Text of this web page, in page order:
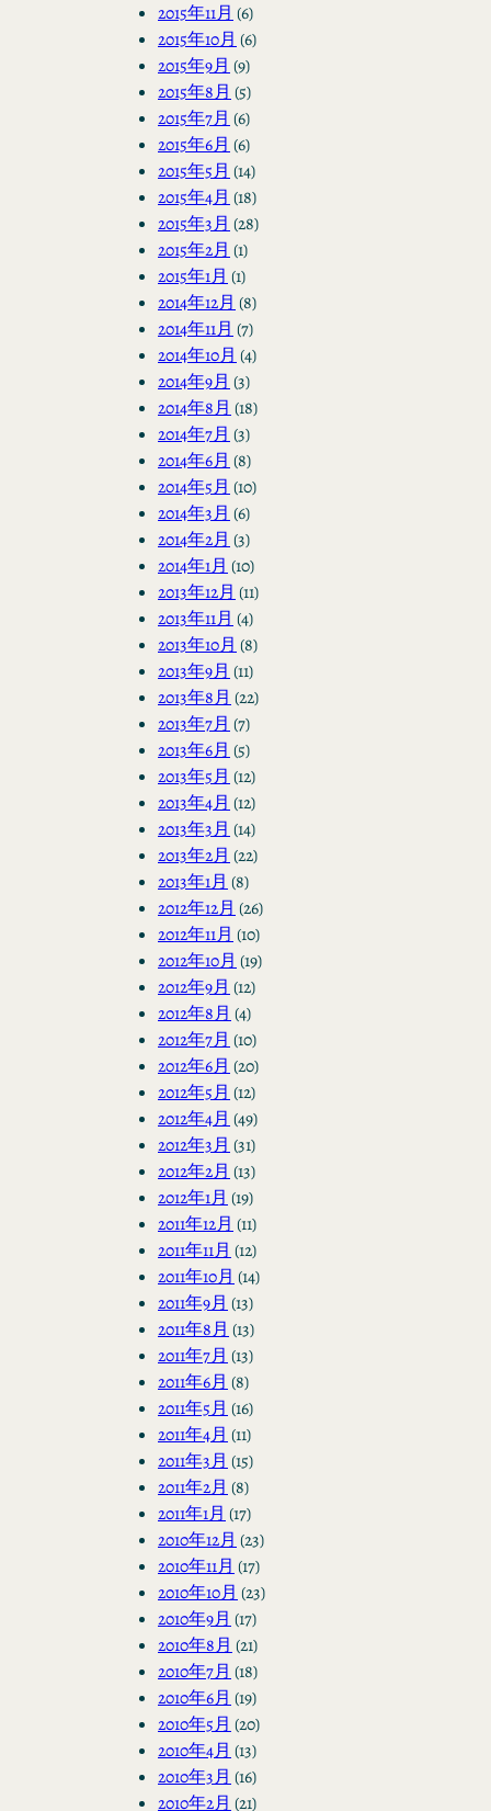
2015年11月 (6)
2015年10月 (6)
2015年9月 (9)
2015年8月 (5)
2015年7月 (6)
2015年6月 (6)
2015年5月 (14)
2015年4月 (18)
2015年3月 (28)
2015年2月 (1)
2015年1月 (1)
2014年12月 (8)
2014年11月 (7)
2014年10月 (4)
2014年9月 (3)
2014年8月 (18)
2014年7月 (3)
2014年6月 (8)
2014年5月 (10)
2014年3月 (6)
2014年2月 (3)
2014年1月 (10)
2013年12月 (11)
2013年11月 (4)
2013年10月 (8)
2013年9月 (11)
2013年8月 (22)
2013年7月 (7)
2013年6月 (5)
2013年5月 (12)
2013年4月 (12)
2013年3月 (14)
2013年2月 (22)
2013年1月 (8)
2012年12月 (26)
2012年11月 (10)
2012年10月 (19)
2012年9月 (12)
2012年8月 (4)
2012年7月 (10)
2012年6月 (20)
2012年5月 (12)
2012年4月 (49)
2012年3月 (31)
2012年2月 (13)
2012年1月 (19)
2011年12月 (11)
2011年11月 (12)
2011年10月 (14)
2011年9月 (13)
2011年8月 (13)
2011年7月 (13)
2011年6月 (8)
2011年5月 (16)
2011年4月 (11)
2011年3月 (15)
2011年2月 (8)
2011年1月 (17)
2010年12月 (23)
2010年11月 (17)
2010年10月 (23)
2010年9月 (17)
2010年8月 (21)
2010年7月 (18)
2010年6月 (19)
2010年5月 (20)
2010年4月 (13)
2010年3月 (16)
2010年2月 (21)